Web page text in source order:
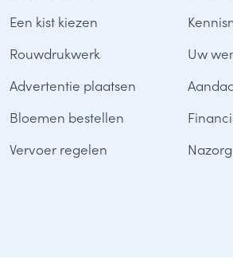
Een kist kiezen
Rouwdrukwerk
Advertentie plaatsen
Bloemen bestellen
Vervoer regelen
Uw
Nazorg